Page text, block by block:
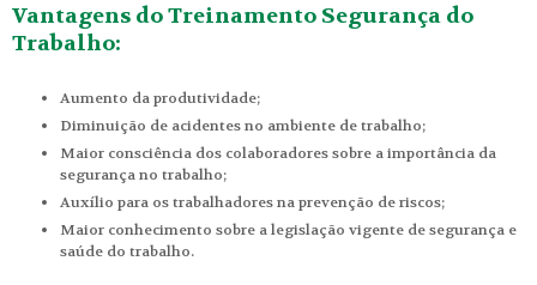
Vantagens do Treinamento Segurança do
Trabalho:
Aumento da produtividade;
Diminuição de acidentes no ambiente de trabalho;
Maior consciência dos colaboradores sobre a importância da
segurança no trabalho;
Auxílio para os trabalhadores na prevenção de riscos;
Maior conhecimento sobre a legislação vigente de segurança e
saúde do trabalho.